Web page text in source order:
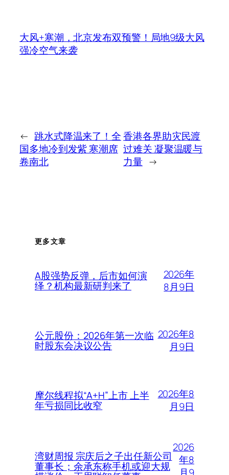
大风+寒潮，北京发布双预警！局地9级大风
强冷空气来袭
← 跳水式降温来了！全
国多地冷到发紫 寒潮席
卷南北
香港各界助灾民渡
过难关 凝聚温暖与
力量 →
更多文章
A股强势反弹，后市如何演
绎？机构最新研判来了
2026年
8月9日
公元股份：2026年第一次临
时股东会决议公告
2026年8
月9日
摩尔线程拟“A+H”上市 上半
年亏损同比收窄
2026年8
月9日
湾财周报 宗庆后之子出任新公司
董事长；余承东称手机或迎大规
2026
年8